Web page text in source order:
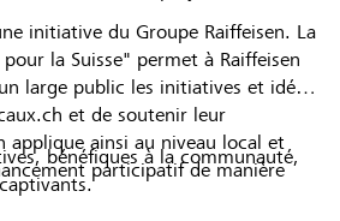
initiative du Groupe Raiffeisen. La
la Suisse" permet à Raiffeisen
large public les initiatives et idées
et de soutenir leur
applique ainsi au niveau local et
participatif de manière
bénéfiques à la communauté,